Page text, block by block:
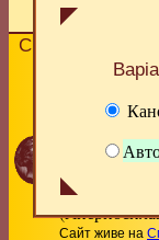
Сподобалась
технологія,
статей
Передрук
Сайт живе на